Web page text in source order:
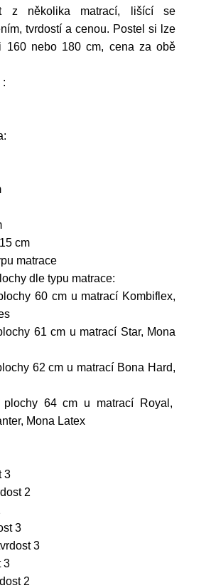
z několika matrací, lišící se
tvrdostí a cenou. Postel si lze
160 nebo 180 cm, cena za obě
:
cm
matrace
dle typu matrace:
60 cm u matrací Kombiflex,
61 cm u matrací Star, Mona
62 cm u matrací Bona Hard,
plochy 64 cm u matrací Royal,
Mona Latex
3
2
3
3
3
2